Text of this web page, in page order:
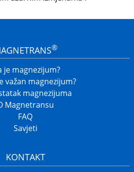
®
je magnezijum?
važan magnezijum?
magnezijuma
Magnetransu
FAQ
Savjeti
KONTAKT